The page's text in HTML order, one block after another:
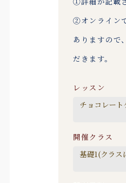
②オンライン
ありますので
だきます。
レッスン
開催クラス